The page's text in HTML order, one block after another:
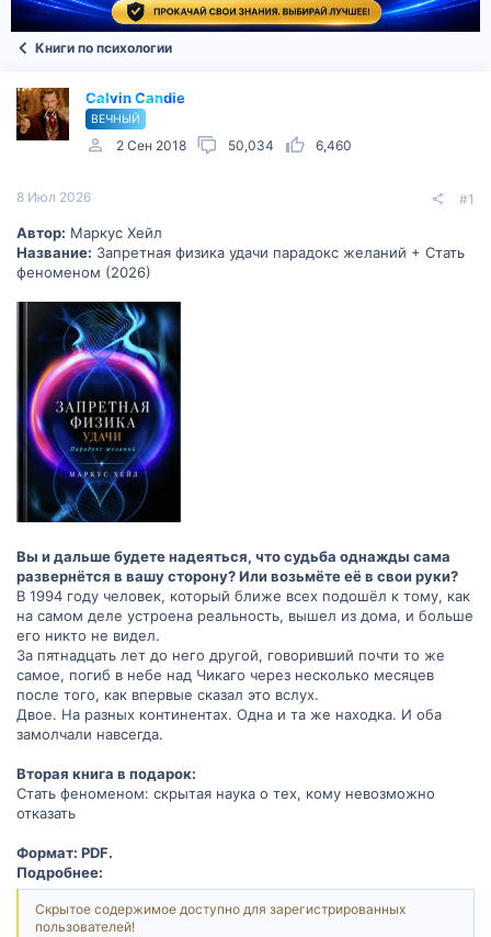
Книги по психологии
Calvin Candie
ВЕЧНЫЙ
2 Сен 2018 50,034 6,460
8 Июл 2026 #1
Автор: Маркус Хейл
Название: Запретная физика удачи парадокс желаний + Стать
феноменом (2026)
Вы и дальше будете надеяться, что судьба однажды сама
развернётся в вашу сторону? Или возьмёте её в свои руки?
В 1994 году человек, который ближе всех подошёл к тому, как
на самом деле устроена реальность, вышел из дома, и больше
его никто не видел.
За пятнадцать лет до него другой, говоривший почти то же
самое, погиб в небе над Чикаго через несколько месяцев
после того, как впервые сказал это вслух.
Двое. На разных континентах. Одна и та же находка. И оба
замолчали навсегда.
Вторая книга в подарок:
Стать феноменом: скрытая наука о тех, кому невозможно
отказать
Формат: PDF.
Подробнее:
Скрытое содержимое доступно для зарегистрированных
пользователей!